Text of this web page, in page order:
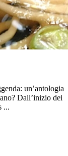
un’antologia
Dall’inizio dei
...